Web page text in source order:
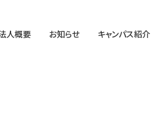
人概要 お知らせ キャンパス紹介